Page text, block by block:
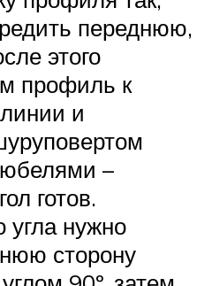
переднюю,
этого
профиль к
и
–
готов.
угла нужно
сторону